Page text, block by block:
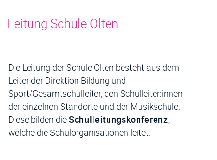
Leitung Schule Olten
Die Leitung der Schule Olten besteht aus dem
Leiter der Direktion Bildung und
Sport/Gesamtschulleiter, den Schulleiter:innen
der einzelnen Standorte und der Musikschule.
Diese bilden dieSchulleitungskonferenz,
welche die Schulorganisationen leitet.